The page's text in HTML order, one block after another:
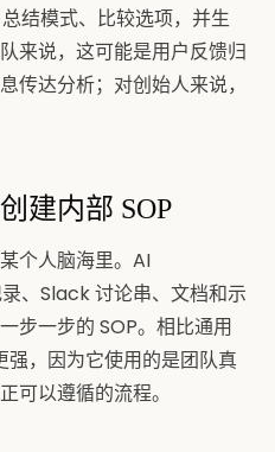
结模式、比较选项，并生
来说，这可能是用户反馈归
传达分析；对创始人来说，
建内部 SOP
个人脑海里。AI
、Slack 讨论串、文档和示
步一步的 SOP。相比通用
强，因为它使用的是团队真
可以遵循的流程。